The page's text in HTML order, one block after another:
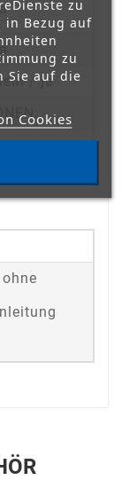
/ ja
zu
in Bezug auf
zu
Sie auf die
Cookies